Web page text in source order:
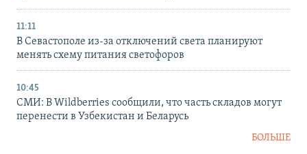
11:11
В Севастополе из-за отключений света планируют
менять схему питания светофоров
10:45
СМИ: В Wildberries сообщили, что часть складов могут
перенести в Узбекистан и Беларусь
БОЛЬШЕ